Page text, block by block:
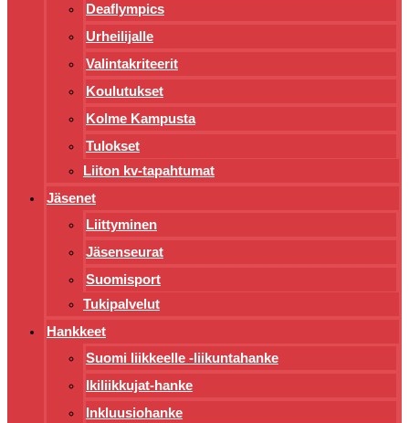
Deaflympics
Urheilijalle
Valintakriteerit
Koulutukset
Kolme Kampusta
Tulokset
Liiton kv-tapahtumat
Jäsenet
Liittyminen
Jäsenseurat
Suomisport
Tukipalvelut
Hankkeet
Suomi liikkeelle -liikuntahanke
Ikiliikkujat-hanke
Inkluusiohanke